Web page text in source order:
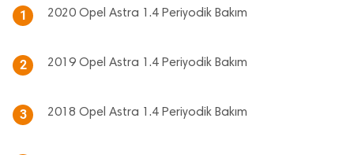
1 2020 Opel Astra 1.4 Periyodik Bakım
2 2019 Opel Astra 1.4 Periyodik Bakım
3 2018 Opel Astra 1.4 Periyodik Bakım